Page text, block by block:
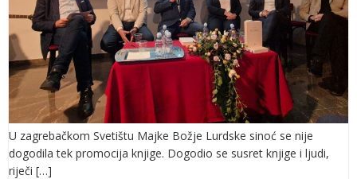
U zagrebačkom Svetištu Majke Božje Lurdske sinoć se nije
dogodila tek promocija knjige. Dogodio se susret knjige i ljudi,
riječi […]